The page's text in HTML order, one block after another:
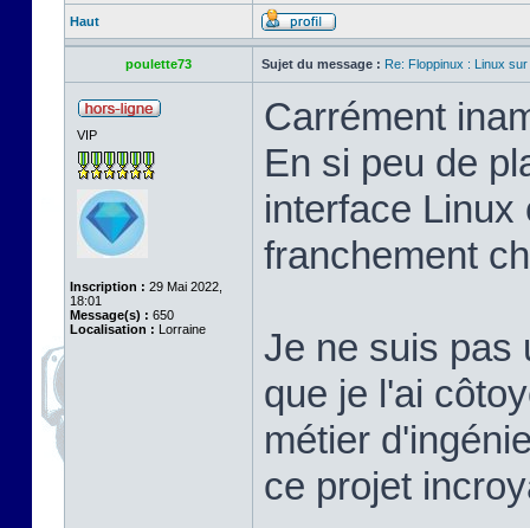
Haut
poulette73 Sujet du message : Re: Floppinux : Linux
VIP
Inscription : 29 Mai 2022,
18:01
Message(s) : 650
Localisation : Lorraine
Carrément
En si peu de
interface Linux
franchement
Je ne suis pas
que je l'ai
métier
ce projet